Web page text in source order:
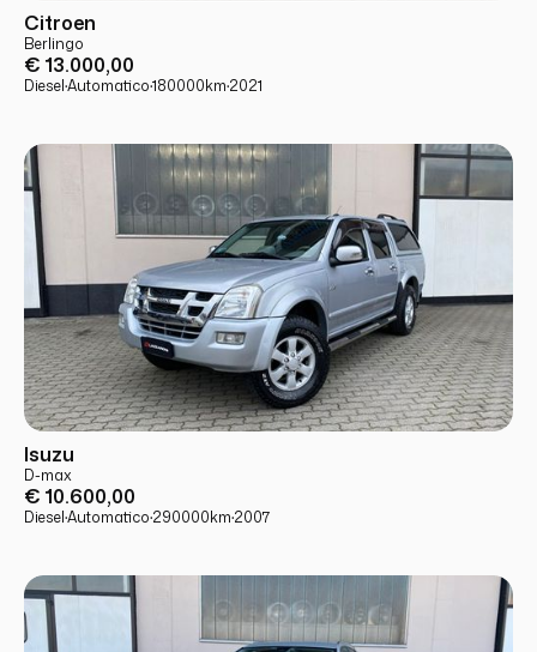
USATO
Citroen
Berlingo
€ 13.000,00
Diesel·Automatico·180000km·2021
Isuzu
D-max
€ 10.600,00
Diesel·Automatico·290000km·2007